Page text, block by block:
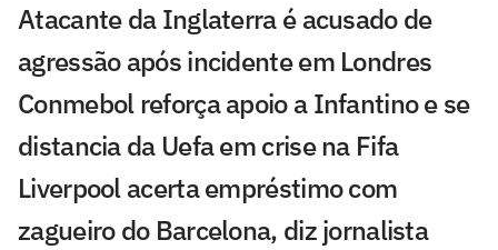
Atacante da Inglaterra é acusado de
agressão após incidente em Londres
Conmebol reforça apoio a Infantino e se
distancia da Uefa em crise na Fifa
Liverpool acerta empréstimo com
zagueiro do Barcelona, diz jornalista